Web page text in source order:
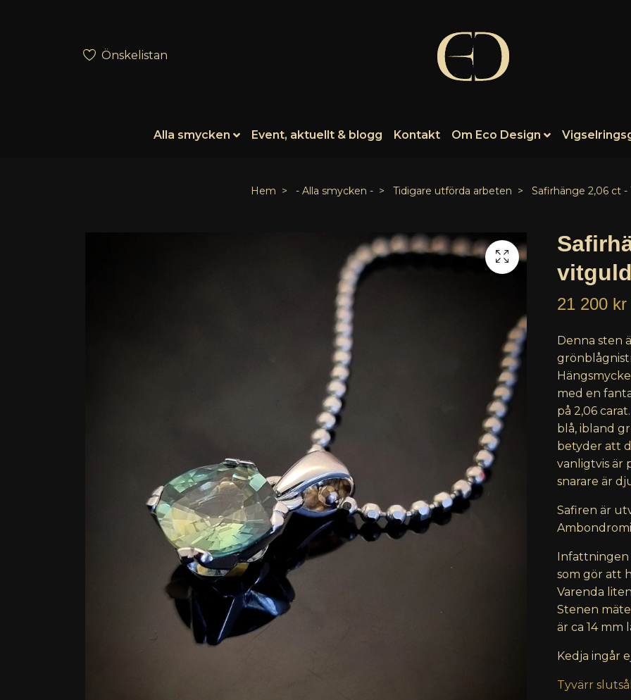
Önskelistan
Alla smycken Event, aktuellt & blogg Kontakt Om Eco Design
Hem - Alla smycken - Tidigare utförda arbeten Safirhänge 2,06 ct -
21 200 kr
Denna sten
med en
på 2,06
blå, ibland
betyder att
vanligtvis är
snarare är
Safiren är
Infattningen
som gör att
Varenda
Stenen
är ca 14 mm
Kedja ingår
Tyvärr